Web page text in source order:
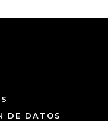
DE DATOS